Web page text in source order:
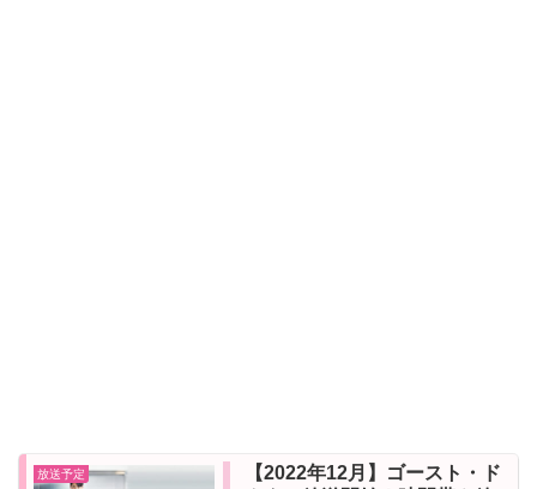
放送予定
【2022年12月】ゴースト・ド